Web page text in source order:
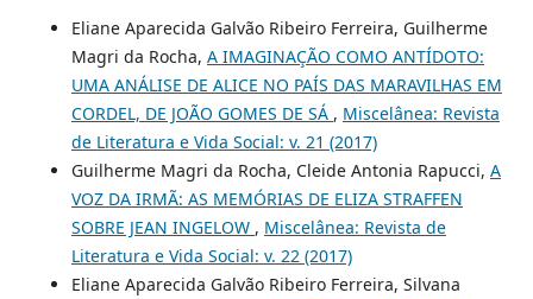
Eliane Aparecida Galvão Ribeiro Ferreira, Guilherme
Magri da Rocha, A IMAGINAÇÃO COMO ANTÍDOTO:
UMA ANÁLISE DE ALICE NO PAÍS DAS MARAVILHAS EM
CORDEL, DE JOÃO GOMES DE SÁ , Miscelânea: Revista
de Literatura e Vida Social: v. 21 (2017)
Guilherme Magri da Rocha, Cleide Antonia Rapucci, A
VOZ DA IRMÃ: AS MEMÓRIAS DE ELIZA STRAFFEN
SOBRE JEAN INGELOW , Miscelânea: Revista de
Literatura e Vida Social: v. 22 (2017)
Eliane Aparecida Galvão Ribeiro Ferreira, Silvana